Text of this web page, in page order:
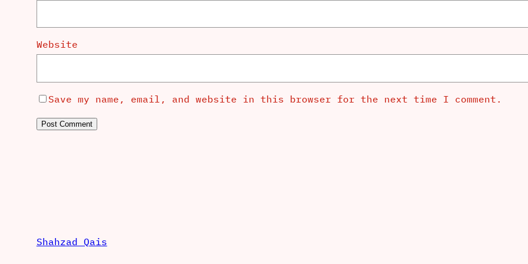
Website
Save my name, email, and website in this browser for the next time I comment.
Shahzad Qais